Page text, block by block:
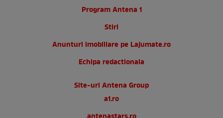
Program Antena 1
Stiri
Anunturi imobiliare pe Lajumate.ro
Echipa redactionala
Site-uri Antena Group
a1.ro